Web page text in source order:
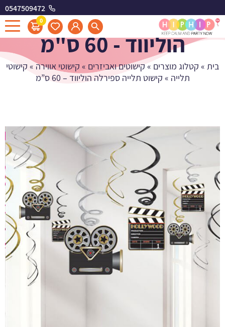
0547509472
0
קישוט תלייה ספירלה
הוליווד - 60 ס"מ
בית » קטלוג מוצרים » קישוטים ואביזרים » קישוטי אווירה» קישוטי
תלייה » קישוט תלייה ספירלה הוליווד – 60 ס”מ